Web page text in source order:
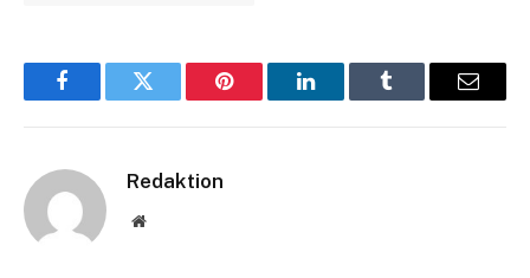
FacebookTwitter Pinterest LinkedInTumblr Email
Redaktion
Website